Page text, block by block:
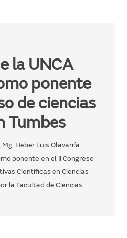
la UNCA
ponente
de ciencias
Tumbes
Heber Luis Olavarría
ponente en el II Congreso
Científicas en Ciencias
la Facultad de Ciencias